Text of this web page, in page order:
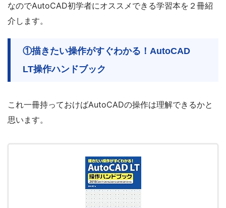
なのでAutoCAD初学者にオススメできる学習本を２冊紹
介します。
①描きたい操作がすぐわかる！AutoCAD
LT操作ハンドブック
これ一冊持っておけばAutoCADの操作は理解できるかと
思います。